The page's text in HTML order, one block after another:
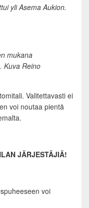
yli Asema Aukion.
mukana
Kuva Reino
Valitettavasti ei
voi noutaa pientä
JÄRJESTÄJIÄ!
voi